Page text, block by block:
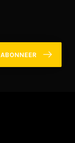
ABONNEER